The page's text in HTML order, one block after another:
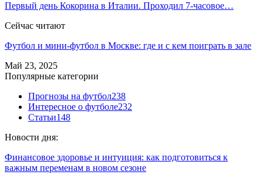
Первый день Кокорина в Италии. Проходил 7-часовое…
Сейчас читают
Футбол и мини-футбол в Москве: где и с кем поиграть в зале
Май 23, 2025
Популярные категории
Прогнозы на футбол238
Интересное о футболе232
Статьи148
Новости дня:
Финансовое здоровье и интуиция: как подготовиться к
важным переменам в новом сезоне